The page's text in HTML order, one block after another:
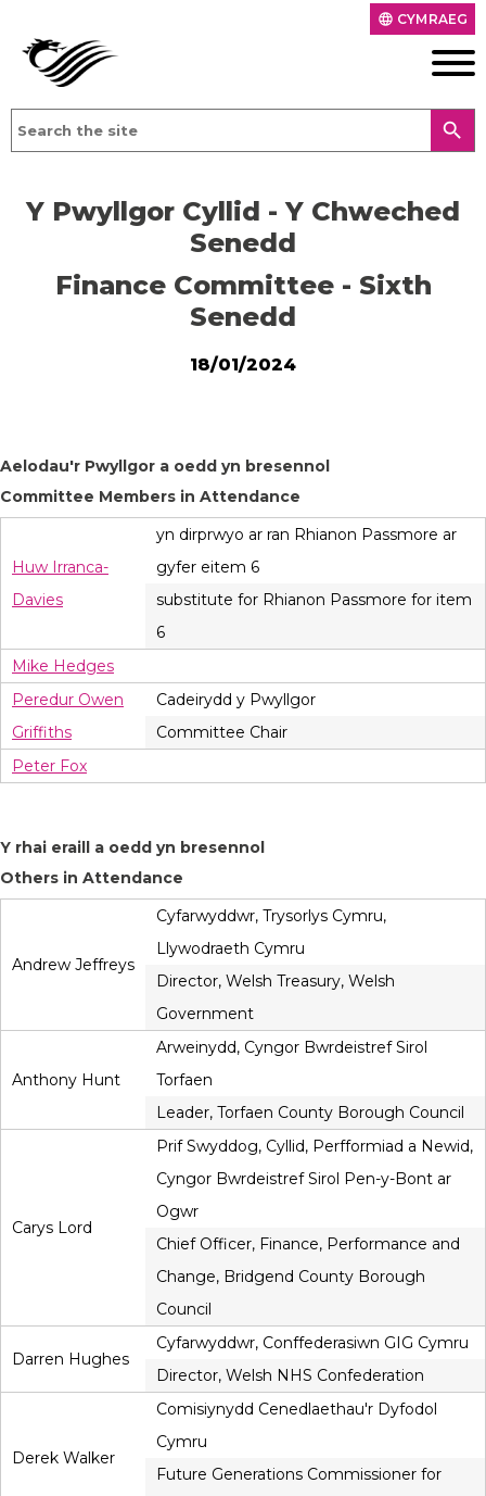
language CYMRAEG
search
Y Pwyllgor Cyllid - Y Chweched
Senedd
Finance Committee - Sixth
Senedd
18/01/2024
Aelodau'r Pwyllgor a oedd yn bresennol
Committee Members in Attendance
Huw Irranca-
Davies
yn dirprwyo ar ran Rhianon Passmore ar
gyfer eitem 6
substitute for Rhianon Passmore for item
6
Mike Hedges
Peredur Owen
Griffiths
Cadeirydd y Pwyllgor
Committee Chair
Peter Fox
Y rhai eraill a oedd yn bresennol
Others in Attendance
Andrew Jeffreys
Cyfarwyddwr, Trysorlys Cymru,
Llywodraeth Cymru
Director, Welsh Treasury, Welsh
Government
Anthony Hunt
Arweinydd, Cyngor Bwrdeistref Sirol
Torfaen
Leader, Torfaen County Borough Council
Carys Lord
Prif Swyddog, Cyllid, Perfformiad a Newid,
Cyngor Bwrdeistref Sirol Pen-y-Bont ar
Ogwr
Chief Officer, Finance, Performance and
Change, Bridgend County Borough
Council
Darren Hughes
Cyfarwyddwr, Conffederasiwn GIG Cymru
Director, Welsh NHS Confederation
Derek Walker
Comisiynydd Cenedlaethau'r Dyfodol
Cymru
Future Generations Commissioner for